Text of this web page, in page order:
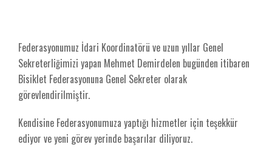
Federasyonumuz İdari Koordinatörü ve uzun yıllar Genel
Sekreterliğimizi yapan Mehmet Demirdelen bugünden itibaren
Bisiklet Federasyonuna Genel Sekreter olarak
görevlendirilmiştir.
Kendisine Federasyonumuza yaptığı hizmetler için teşekkür
ediyor ve yeni görev yerinde başarılar diliyoruz.